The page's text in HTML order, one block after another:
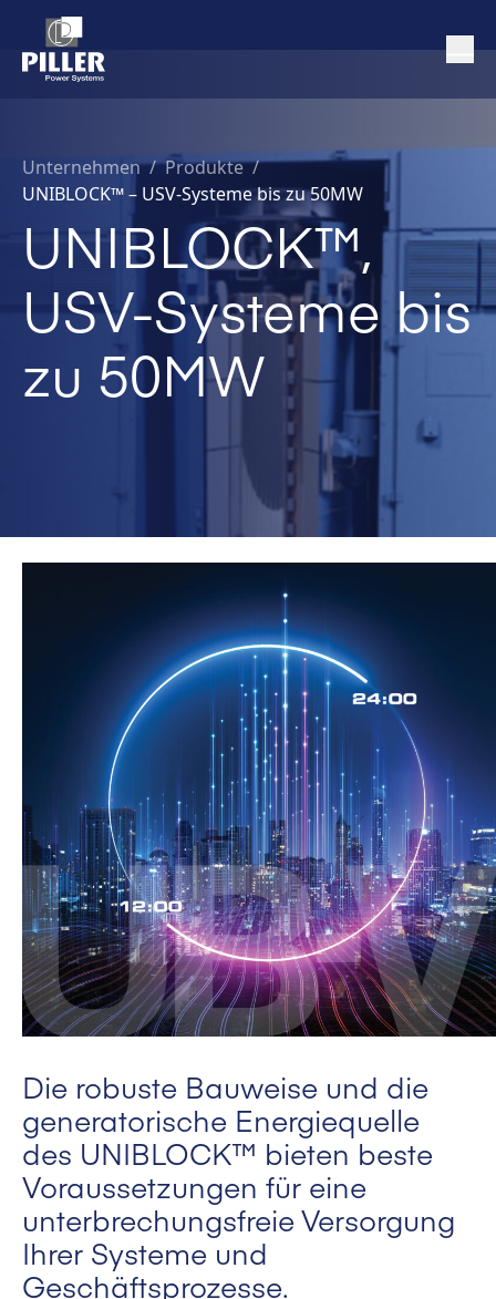
Unternehmen / Produkte /
UNIBLOCK™ – USV-Systeme bis zu 50MW
UNIBLOCK™,
USV-Systeme bis
zu 50MW
Die robuste Bauweise und die
generatorische Energiequelle
des UNIBLOCK™ bieten beste
Voraussetzungen für eine
unterbrechungsfreie Versorgung
Ihrer Systeme und
Geschäftsprozesse.